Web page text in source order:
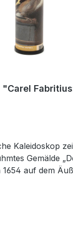
Kaleidoskop
Gemälde
1654 auf dem